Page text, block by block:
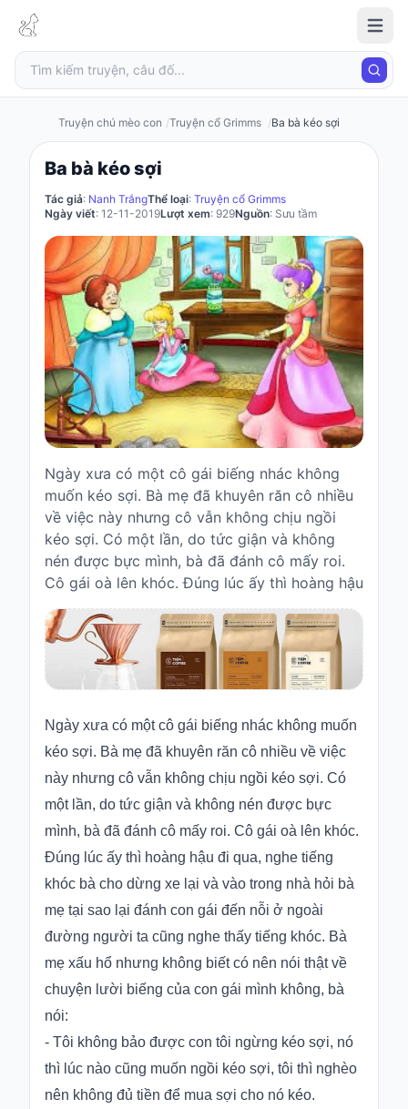
chú
mèo
con
Đăng
nhập
Đăng
Đăng
ký
Truyện
Truyện
cho
bé
Cổ
tích
Việt
Nam
Truyện
cổ
Grimms
Thơ
Vè
Truyện
cười
thiệu
Truyện chú mèo con Truyện cổ Grimms Ba bà kéo sợi
Ba bà kéo sợi
Tác giả: Nanh TrắngThể loại: Truyện cổ Grimms
Ngày viết: 12-11-2019Lượt xem: 929Nguồn: Sưu tầm
Ngày xưa có một cô gái biếng nhác không
muốn kéo sợi. Bà mẹ đã khuyên răn cô nhiều
về việc này nhưng cô vẫn không chịu ngồi
kéo sợi. Có một lần, do tức giận và không
nén được bực mình, bà đã đánh cô mấy roi.
Cô gái oà lên khóc. Đúng lúc ấy thì hoàng hậu
Ngày xưa có một cô gái biếng nhác không muốn
kéo sợi. Bà mẹ đã khuyên răn cô nhiều về việc
này nhưng cô vẫn không chịu ngồi kéo sợi. Có
một lần, do tức giận và không nén được bực
mình, bà đã đánh cô mấy roi. Cô gái oà lên khóc.
Đúng lúc ấy thì hoàng hậu đi qua, nghe tiếng
khóc bà cho dừng xe lại và vào trong nhà hỏi bà
mẹ tại sao lại đánh con gái đến nỗi ở ngoài
đường người ta cũng nghe thấy tiếng khóc. Bà
mẹ xấu hổ nhưng không biết có nên nói thật về
chuyện lười biếng của con gái mình không, bà
nói:
- Tôi không bảo được con tôi ngừng kéo sợi, nó
thì lúc nào cũng muốn ngồi kéo sợi, tôi thì nghèo
nên không đủ tiền để mua sợi cho nó kéo.